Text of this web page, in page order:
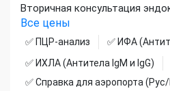
Вторичная консультация
Все цены
✅ ПЦР-анализ
✅ ИФА
✅ ИХЛА (Антитела IgM и IgG)
✅ Справка для аэропорта